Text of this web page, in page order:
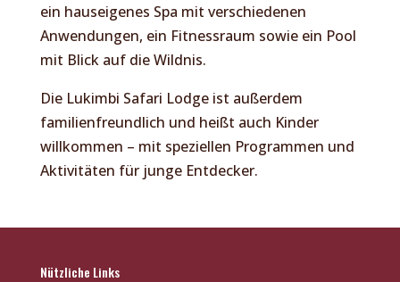
ein hauseigenes Spa mit verschiedenen
Anwendungen, ein Fitnessraum sowie ein Pool
mit Blick auf die Wildnis.
Die Lukimbi Safari Lodge ist außerdem
familienfreundlich und heißt auch Kinder
willkommen – mit speziellen Programmen und
Aktivitäten für junge Entdecker.
Nützliche Links